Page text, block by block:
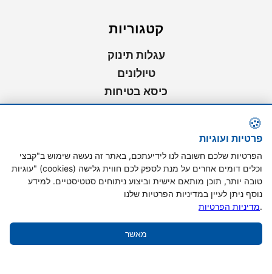
קטגוריות
עגלות תינוק
טיולונים
כיסא בטיחות
כסאות אוכל
מנשאים
מדיניות שימוש
🍪
פרטיות ועוגיות
הפרטיות שלכם חשובה לנו לידיעתכם, באתר זה נעשה שימוש ב"קבצי
עוגיות" (cookies) וכלים דומים אחרים על מנת לספק לכם חווית גלישה
טובה יותר, תוכן מותאם אישית וביצוע ניתוחים סטטיסטיים. למידע
נוסף ניתן לעיין במדיניות הפרטיות שלנו
מדיניות הפרטיות.
מאשר